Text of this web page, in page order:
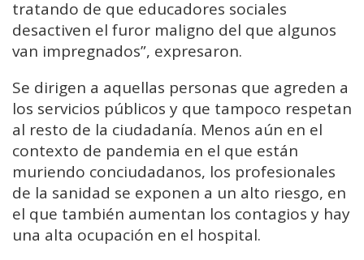
tratando de que educadores sociales
desactiven el furor maligno del que algunos
van impregnados”, expresaron.
Se dirigen a aquellas personas que agreden a
los servicios públicos y que tampoco respetan
al resto de la ciudadanía. Menos aún en el
contexto de pandemia en el que están
muriendo conciudadanos, los profesionales
de la sanidad se exponen a un alto riesgo, en
el que también aumentan los contagios y hay
una alta ocupación en el hospital.